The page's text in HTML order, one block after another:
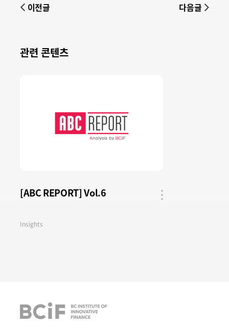
이전글 다음글
관련 콘텐츠
[ABC REPORT] Vol.6
Insights
BCIF